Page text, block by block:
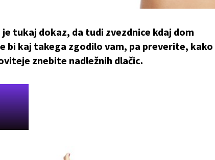
tukaj dokaz, da tudi zvezdnice kdaj dom
bi kaj takega zgodilo vam, pa preverite, kako
znebite nadležnih dlačic.